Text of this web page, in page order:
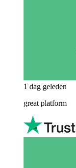
1 dag geleden
great platform